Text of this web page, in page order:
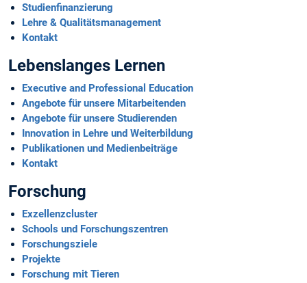
Studienfinanzierung
Lehre & Qualitäts­management
Kontakt
Lebenslanges Lernen
Executive and Professional Education
Angebote für unsere Mitarbeitenden
Angebote für unsere Studierenden
Innovation in Lehre und Weiterbildung
Publikationen und Medienbeiträge
Kontakt
Forschung
Exzellenzcluster
Schools und Forschungszentren
Forschungsziele
Projekte
Forschung mit Tieren